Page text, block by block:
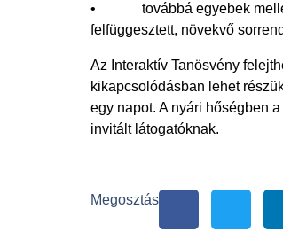
• továbbá egyebek mellett
felfüggesztett, növekvő
Az Interaktív Tanösvény
kikapcsolódásban lehet
egy napot. A nyári hőségben
invitált látogatóknak.
Megosztás